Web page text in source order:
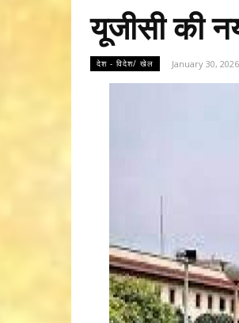
यूजीसी की
देश - विदेश/ खेल January 30, 2026